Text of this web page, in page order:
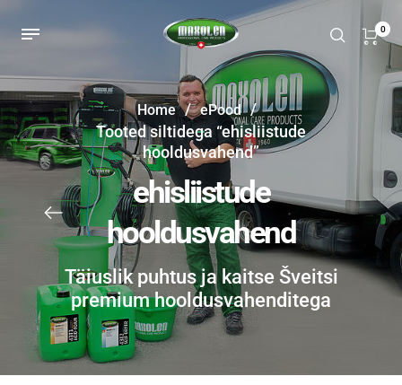
0
Home / ePood /
Tooted siltidega “ehisliistude
hooldusvahend”
ehisliistude
hooldusvahend
Täiuslik puhtus ja kaitse Šveitsi
premium hooldusvahenditega